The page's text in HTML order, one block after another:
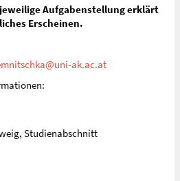
jeweilige Aufgabenstellung erklärt
Erscheinen.
ak.ac.at
Studienabschnitt